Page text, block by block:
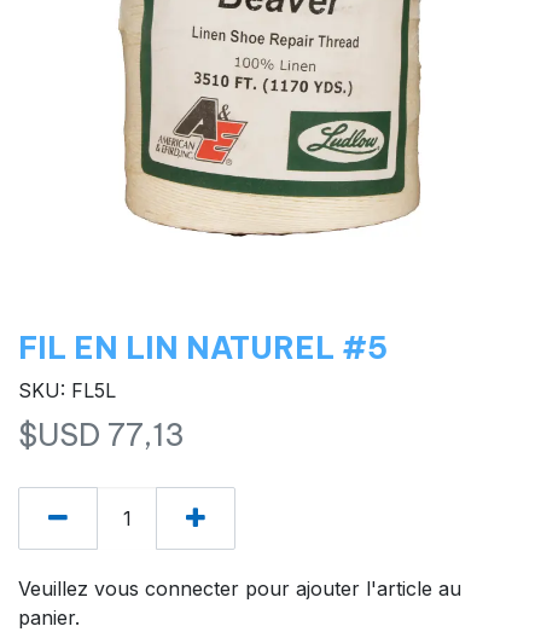
FIL EN LIN NATUREL #5
SKU: FL5L
$USD 77,13
Veuillez vous connecter pour ajouter l'article au
panier.